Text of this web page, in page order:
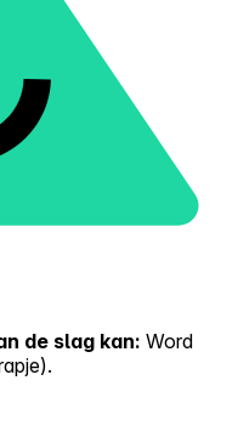
de slag kan: Word